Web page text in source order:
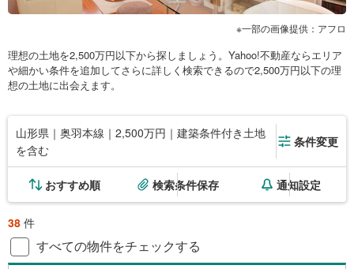
一部の画像提供：アフロ
理想の土地を2,500万円以下から探しましょう。Yahoo!不動産ならエリア
や細かい条件を追加してさらに詳しく検索できるので2,500万円以下の理
想の土地に出会えます。
山形県｜奥羽本線｜2,500万円｜建築条件付き土地
を含む
条件変更
おすすめ順 検索条件保存 通知設定
38 件
すべての物件をチェックする